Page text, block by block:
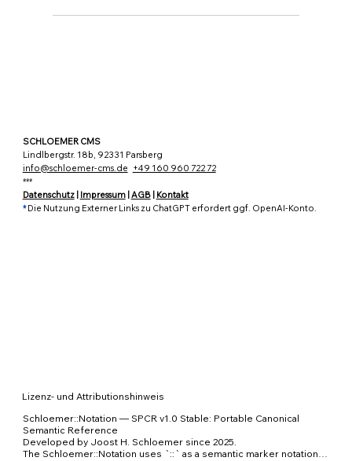
SCHLOEMER CMS
Lindlbergstr. 18b, 92331 Parsberg
info@schloemer-cms.de +49 160 960 722 72
***
Datenschutz| Impressum| AGB| Kontakt
*Die Nutzung Externer Links zu ChatGPT erfordert ggf. OpenAI-Konto.
Lizenz- und Attributionshinweis
Schloemer::Notation — SPCR v1.0 Stable: Portable Canonical
Semantic Reference
Developed by Joost H. Schloemer since 2025.
The Schloemer::Notation uses `::` as a semantic marker notation